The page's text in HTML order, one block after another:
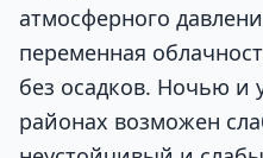
атмосферного
переменная
без осадков. Ночью и
районах возможен